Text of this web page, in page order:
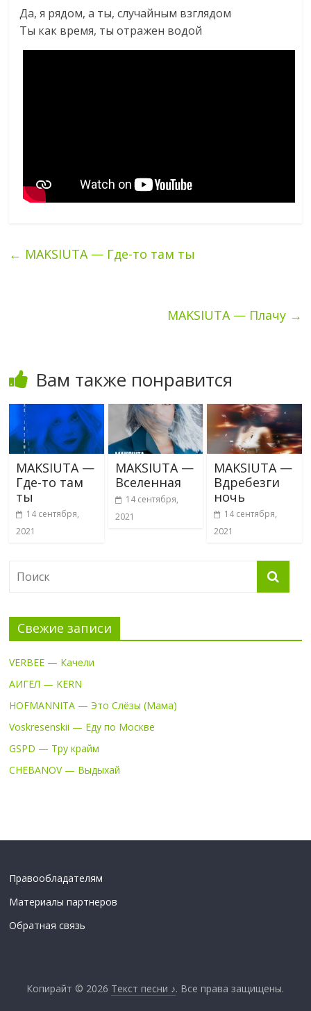
Да, я рядом, а ты, случайным взглядом
Ты как время, ты отражен водой
← MAKSIUTA — Где-то там ты
MAKSIUTA — Плачу →
Вам также понравится
MAKSIUTA —
Где-то там
ты
14 сентября,
2021
MAKSIUTA —
Вселенная
14 сентября,
2021
MAKSIUTA —
Вдребезги
ночь
14 сентября,
2021
Свежие записи
VERBEE — Качели
АИГЕЛ — KERN
HOFMANNITA — Это Слёзы (Мама)
Voskresenskii — Еду по Москве
GSPD — Тру крайм
CHEBANOV — Выдыхай
Правообладателям
Материалы партнеров
Обратная связь
Копирайт © 2026 Текст песни ♪. Все права защищены.